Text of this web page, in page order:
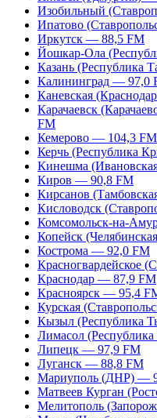
Изобильный
Ипатово
Иркутск — 88,5 FM
Йошкар-Ола
Казань (Республика
Калининград — 97,0
Каневская
Карачаевск
FM
Кемерово — 104,3 FM
Керчь (Республика
Кинешма
Киров — 90,8 FM
Кирсанов
Кисловодск
Комсомольск-на-
Копейск
Кострома — 92,0 FM
Красногвардейское
Краснодар — 87,9 FM
Красноярск — 95,4
Курская
Кызыл (Республика
Лимасол
Липецк — 97,9 FM
Луганск — 88,8 FM
Мариуполь (ДНР) —
Матвеев Курган
Мелитополь